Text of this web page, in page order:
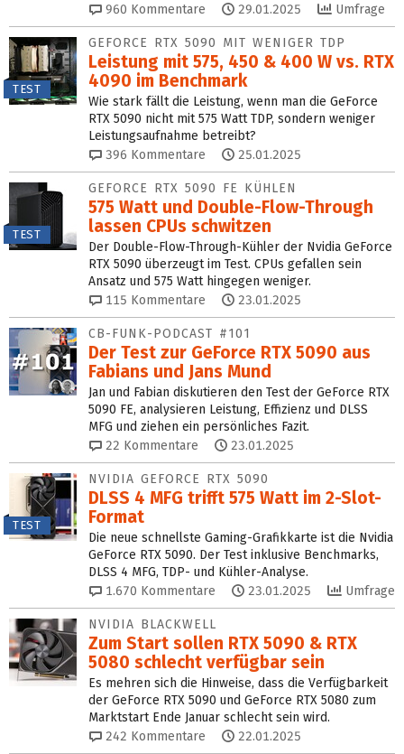
960 Kommentare 29.01.2025 Umfrage
TEST
GEFORCE RTX 5090 MIT WENIGER TDP
Leistung mit 575, 450 & 400 W vs. RTX
4090 im Benchmark
Wie stark fällt die Leistung, wenn man die GeForce
RTX 5090 nicht mit 575 Watt TDP, sondern weniger
Leistungsaufnahme betreibt?
396 Kommentare 25.01.2025
TEST
GEFORCE RTX 5090 FE KÜHLEN
575 Watt und Double-Flow-Through
lassen CPUs schwitzen
Der Double-Flow-Through-Kühler der Nvidia GeForce
RTX 5090 überzeugt im Test. CPUs gefallen sein
Ansatz und 575 Watt hingegen weniger.
115 Kommentare 23.01.2025
CB-FUNK-PODCAST #101
Der Test zur GeForce RTX 5090 aus
Fabians und Jans Mund
Jan und Fabian diskutieren den Test der GeForce RTX
5090 FE, analysieren Leistung, Effizienz und DLSS
MFG und ziehen ein persönliches Fazit.
22 Kommentare 23.01.2025
TEST
NVIDIA GEFORCE RTX 5090
DLSS 4 MFG trifft 575 Watt im 2-Slot-
Format
Die neue schnellste Gaming-Grafikkarte ist die Nvidia
GeForce RTX 5090. Der Test inklusive Benchmarks,
DLSS 4 MFG, TDP- und Kühler-Analyse.
1.670 Kommentare 23.01.2025 Umfrage
NVIDIA BLACKWELL
Zum Start sollen RTX 5090 & RTX
5080 schlecht verfügbar sein
Es mehren sich die Hinweise, dass die Verfügbarkeit
der GeForce RTX 5090 und GeForce RTX 5080 zum
Marktstart Ende Januar schlecht sein wird.
242 Kommentare 22.01.2025